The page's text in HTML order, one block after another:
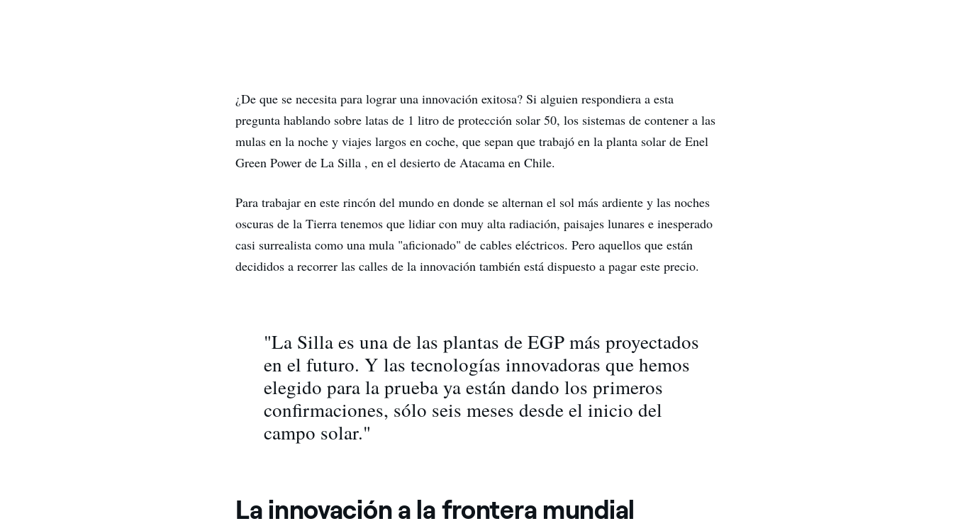
¿De que se necesita para lograr una innovación exitosa? Si alguien respondiera a esta
pregunta hablando sobre latas de 1 litro de protección solar 50, los sistemas de contener a las
mulas en la noche y viajes largos en coche, que sepan que trabajó en la planta solar de Enel
Green Power de La Silla , en el desierto de Atacama en Chile.
Para trabajar en este rincón del mundo en donde se alternan el sol más ardiente y las noches
oscuras de la Tierra tenemos que lidiar con muy alta radiación, paisajes lunares e inesperado
casi surrealista como una mula "aficionado" de cables eléctricos. Pero aquellos que están
decididos a recorrer las calles de la innovación también está dispuesto a pagar este precio.
"La Silla es una de las plantas de EGP más proyectados
en el futuro. Y las tecnologías innovadoras que hemos
elegido para la prueba ya están dando los primeros
confirmaciones, sólo seis meses desde el inicio del
campo solar."
La innovación a la frontera mundial